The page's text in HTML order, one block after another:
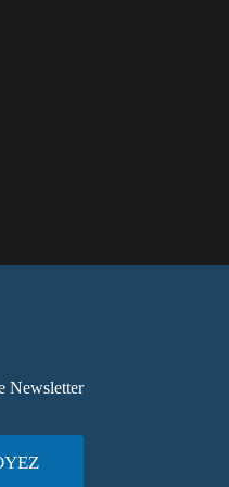
Newsletter